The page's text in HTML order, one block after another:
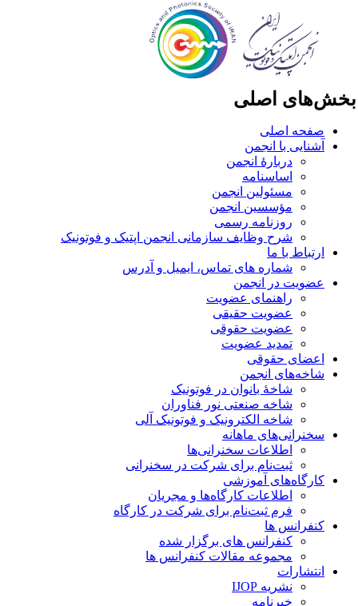
اصلی
صفحه اصلی
آشنایی با انجمن
دربارۀ انجمن
اساسنامه
مسئولین انجمن
مؤسسین انجمن
روزنامه رسمی
شرح وظایف سازمانی انجمن اپتیک و فوتونیک
ارتباط با ما
شماره های تماس، ایمیل و آدرس
عضویت در انجمن
راهنمای عضویت
عضویت حقیقی
عضویت حقوقی
تمدید عضویت
اعضای حقوقی
شاخه‌های انجمن
شاخۀ بانوان در فوتونیک
شاخه صنعتی نور فناوران
شاخه‌ الکترونیک و فوتونیک آلی
سخنرانی‌های ماهانه
اطلاعات سخنرانی‌‌ها
ثبت‌نام برای شرکت در سخنرانی
کارگاه‌های آموزشی
اطلاعات کارگاه‌ها و مجریان
فرم ثبت‌نام برای شرکت در کارگاه
کنفرانس ها
کنفرانس های برگزار شده
مجموعه مقالات کنفرانس ها
انتشارات
نشریه IJOP
خبرنامه